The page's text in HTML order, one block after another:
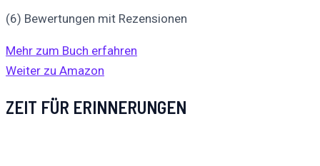
(6) Bewertungen mit Rezensionen
Mehr zum Buch erfahren
Weiter zu Amazon
ZEIT FÜR ERINNERUNGEN